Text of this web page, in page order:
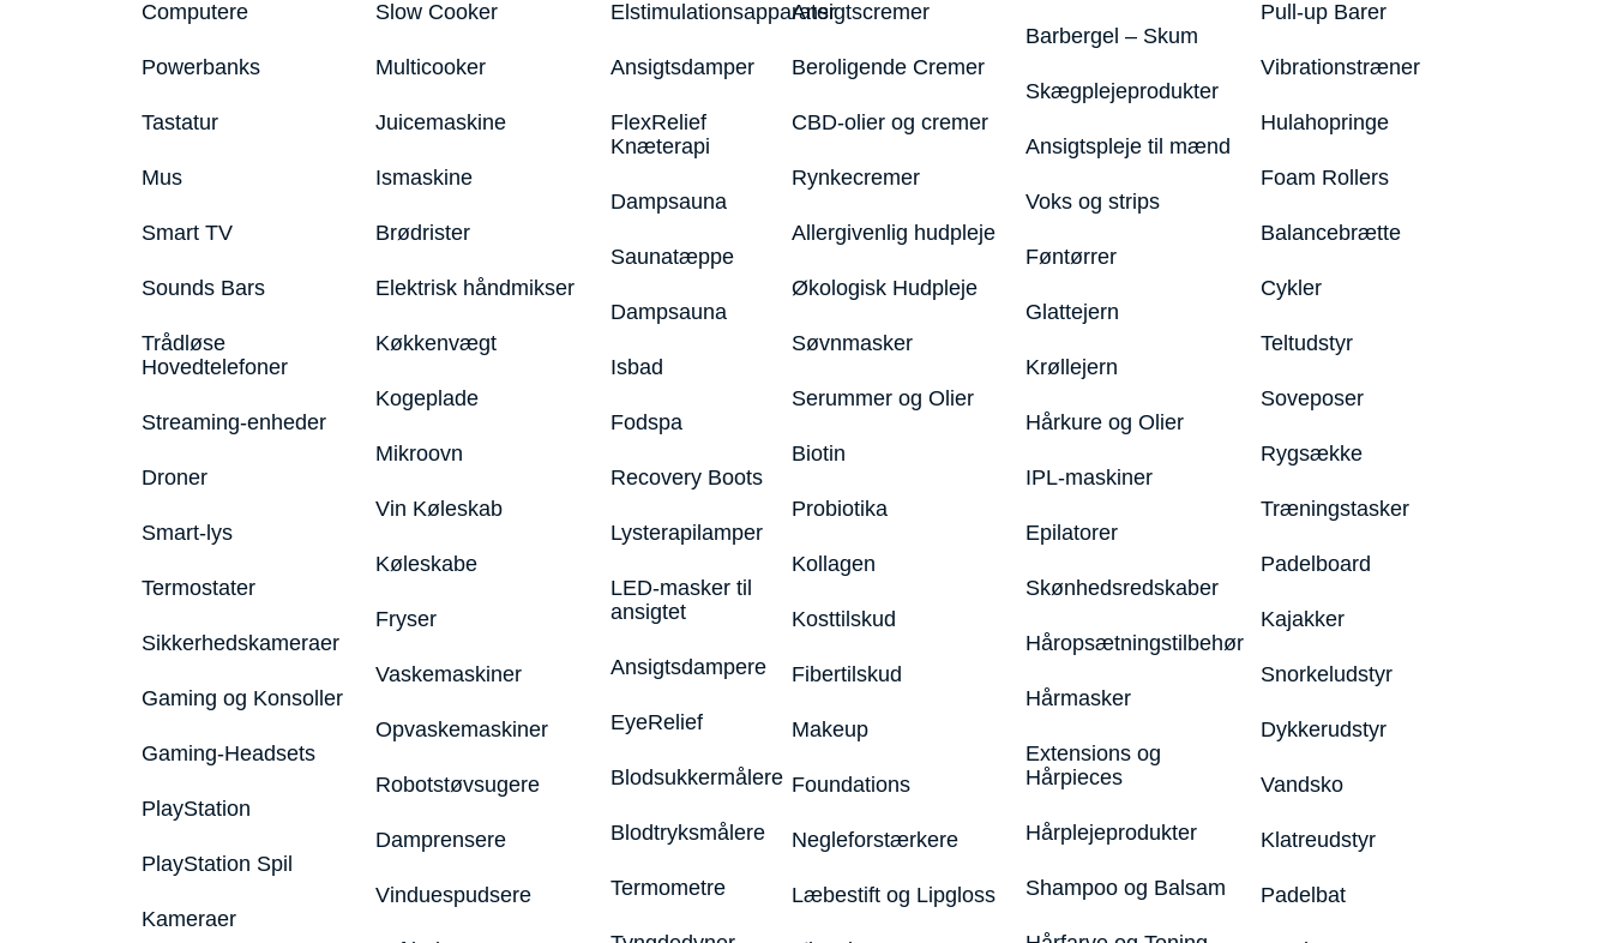
Computere
Powerbanks
Tastatur
Mus
Smart TV
Sounds Bars
Trådløse
Hovedtelefoner
Streaming-enheder
Droner
Smart-lys
Termostater
Sikkerhedskameraer
Gaming og Konsoller
Gaming-Headsets
PlayStation
PlayStation Spil
Kameraer
Slow Cooker
Multicooker
Juicemaskine
Ismaskine
Brødrister
Elektrisk håndmikser
Køkkenvægt
Kogeplade
Mikroovn
Vin Køleskab
Køleskabe
Fryser
Vaskemaskiner
Opvaskemaskiner
Robotstøvsugere
Damprensere
Vinduespudsere
Elstimulationsapparater
Ansigtsdamper
FlexRelief
Knæterapi
Dampsauna
Saunatæppe
Dampsauna
Isbad
Fodspa
Recovery Boots
Lysterapilamper
LED-masker til
ansigtet
Ansigtsdampere
EyeRelief
Blodsukkermålere
Blodtryksmålere
Termometre
Ansigtscremer
Beroligende Cremer
CBD-olier og cremer
Rynkecremer
Allergivenlig hudpleje
Økologisk Hudpleje
Søvnmasker
Serummer og Olier
Biotin
Probiotika
Kollagen
Kosttilskud
Fibertilskud
Makeup
Foundations
Negleforstærkere
Læbestift og Lipgloss
Barbergel – Skum
Skægplejeprodukter
Ansigtspleje til mænd
Voks og strips
Føntørrer
Glattejern
Krøllejern
Hårkure og Olier
IPL-maskiner
Epilatorer
Skønhedsredskaber
Håropsætningstilbehør
Hårmasker
Extensions og
Hårpieces
Hårplejeprodukter
Shampoo og Balsam
Pull-up Barer
Vibrationstræner
Hulahopringe
Foam Rollers
Balancebrætte
Cykler
Teltudstyr
Soveposer
Rygsække
Træningstasker
Padelboard
Kajakker
Snorkeludstyr
Dykkerudstyr
Vandsko
Klatreudstyr
Padelbat